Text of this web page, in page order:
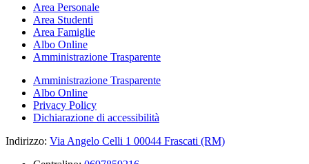
Area Personale
Area Studenti
Area Famiglie
Albo Online
Amministrazione Trasparente
Amministrazione Trasparente
Albo Online
Privacy Policy
Dichiarazione di accessibilità
Indirizzo: Via Angelo Celli 1 00044 Frascati (RM)